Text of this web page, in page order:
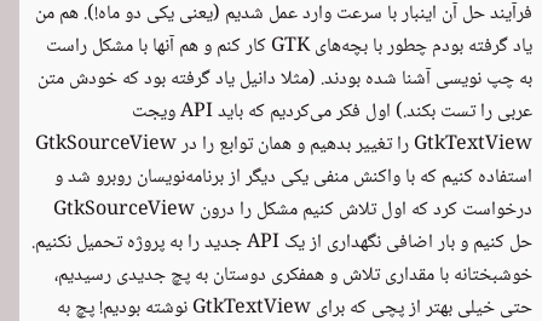
فرآیند حل آن اینبار با سرعت وارد عمل شدیم (یعنی یکی دو ماه!). هم من
یاد گرفته بودم چطور با بچه‌های GTK کار کنم و هم آنها با مشکل راست
به چپ نویسی آشنا شده بودند. (مثلا دانیل یاد گرفته بود که خودش متن
عربی را تست بکند.) اول فکر می‌کردیم که باید API ویجت
GtkTextView را تغییر بدهیم و همان توابع را در GtkSourceView
استفاده کنیم که با واکنش منفی یکی دیگر از برنامه‌نویسان روبرو شد و
درخواست کرد که اول تلاش کنیم مشکل را درون GtkSourceView
حل کنیم و بار اضافی نگهداری از یک API جدید را به پروژه تحمیل نکنیم.
خوشبختانه با مقداری تلاش و همفکری دوستان بهپچ جدیدیرسیدیم،
حتی خیلی بهتر از پچی که برای GtkTextView نوشته بودیم! پچ به